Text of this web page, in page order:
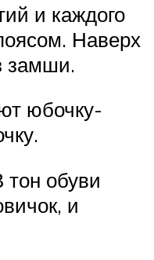
и каждого
Наверх
замши.
юбочку-
обуви
и